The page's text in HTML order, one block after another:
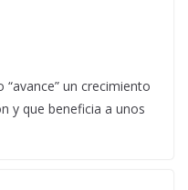
un crecimiento
y que beneficia a unos